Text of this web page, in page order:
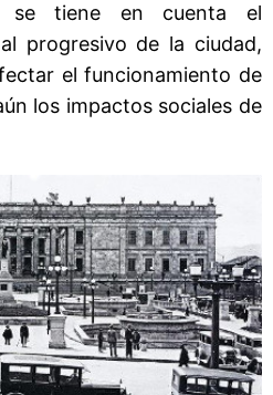
se tiene en cuenta el
progresivo de la ciudad,
el funcionamiento de
los impactos sociales de